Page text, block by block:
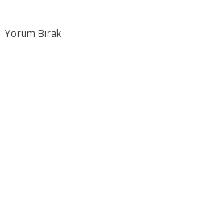
Yorum Bırak